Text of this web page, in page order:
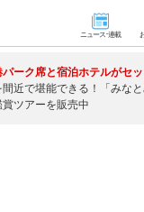
ニュース･連載
パーク席と宿泊ホテルがセッ
間近で堪能できる！「みな
賞ツアーを販売中